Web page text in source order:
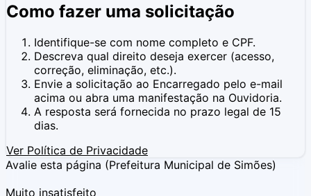
Como fazer uma solicitação
Identifique-se com nome completo e CPF.
Descreva qual direito deseja exercer (acesso,
correção, eliminação, etc.).
Envie a solicitação ao Encarregado pelo e-mail
acima ou abra uma manifestação na Ouvidoria.
A resposta será fornecida no prazo legal de 15
dias.
Ver Política de Privacidade
Avalie esta página (Prefeitura Municipal de Simões)
Muito insatisfeito